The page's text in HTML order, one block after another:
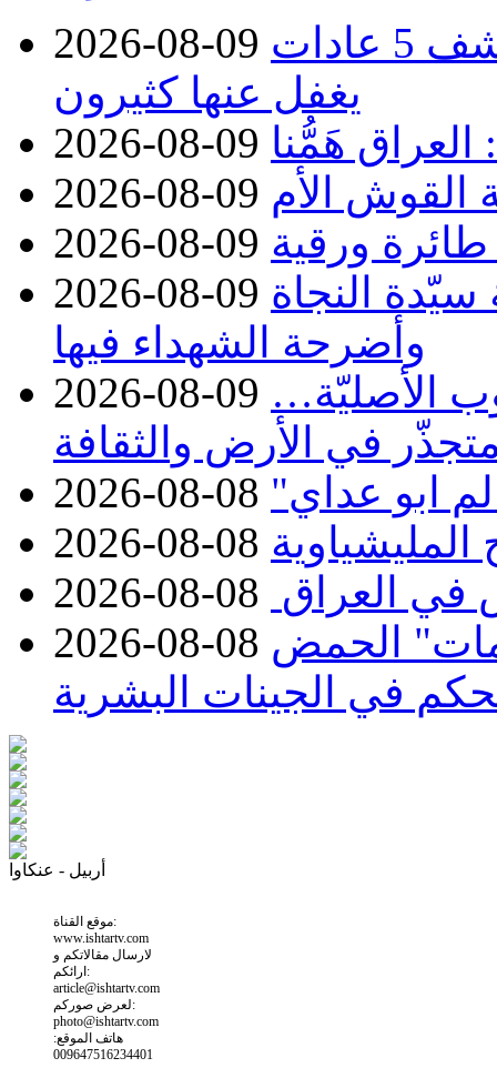
2026-08-09 تريد إطالة عمرك؟.. طبيبة تكشف 5 عادات
يغفل عنها كثيرون
2026-08-09 هَمُّنا
2026-08-09 القوش الأم
2026-08-09
2026-08-09 سيّدة النجاة
وأضرحة الشهداء فيها
2026-08-09 الأصليّة…
في الأرض والثقافة
2026-08-08
2026-08-08
2026-08-08 في العراق
2026-08-08 الحمض
في الجينات البشرية
أربيل - عنكاوا
موقع القناة:
www.ishtartv.com
لارسال مقالاتكم و
ارائكم:
article@ishtartv.com
لعرض صوركم:
photo@ishtartv.com
هاتف الموقع:
009647516234401